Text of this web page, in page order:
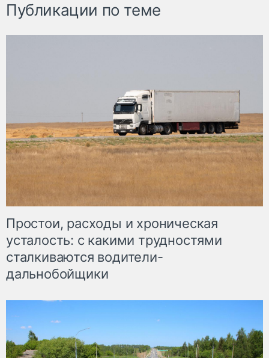
Публикации по теме
Простои, расходы и хроническая
усталость: с какими трудностями
сталкиваются водители-
дальнобойщики